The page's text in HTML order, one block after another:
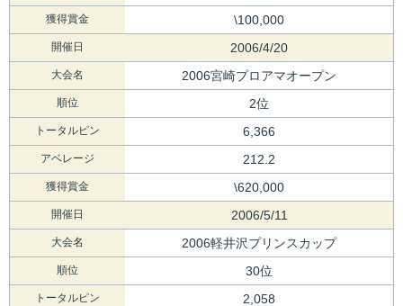
獲得賞金 \100,000
開催日 2006/4/20
大会名 2006宮崎プロアマオープン
順位 2位
トータルピン 6,366
アベレージ 212.2
獲得賞金 \620,000
開催日 2006/5/11
大会名 2006軽井沢プリンスカップ
順位 30位
トータルピン 2,058